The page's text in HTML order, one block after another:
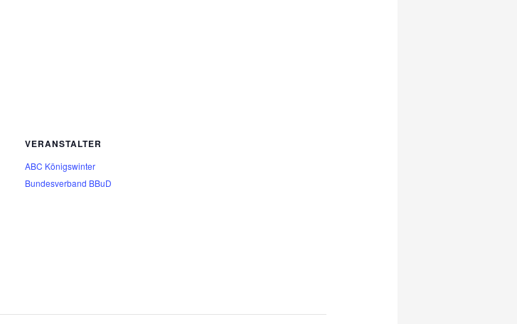
VERANSTALTER
ABC Königswinter
Bundesverband BBuD